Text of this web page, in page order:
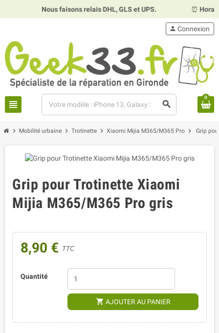
Nous faisons relais DHL, GLS et UPS. ⏰
view_headline search
person Connexion
0
chevron_right Mobilité urbaine chevron_right Trotinette chevron_right Xiaomi Mijia M365/M365 Pro chevron_right Grip
Grip pour Trotinette Xiaomi
Mijia M365/M365 Pro gris
8,90 € TTC
Quantité
shopping_cart AJOUTER AU PANIER